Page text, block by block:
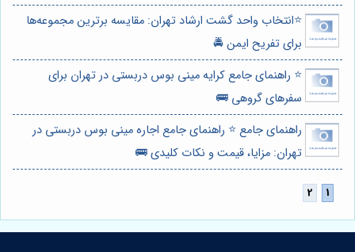
⭐️انتخاب واحد گشت ارشاد تهران: مقایسه برترین مجموعه‌ها
برای تفریح ایمن 🚔
⭐️ راهنمای جامع کرایه مینی بوس دربستی در تهران برای
سفرهای گروهی 🚌
راهنمای جامع ⭐️ راهنمای جامع اجاره مینی بوس دربستی در
تهران: مزایا، قیمت و نکات کلیدی 🚌